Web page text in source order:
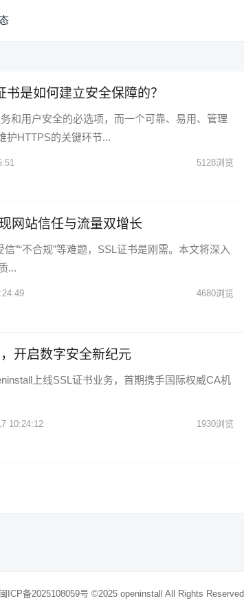
是如何建立安全保障的？
和用户安全的必选项，而一个可靠、易用、管理
护HTTPS的关键环节...
5128浏览
网站信任与流量双增长
信”“不合规”等难题，SSL证书是刚需。本文将深入
...
4680浏览
开启数字安全新纪元
上线SSL证书业务，首期携手国际权威CA机
10:24:12 1930浏览
ICP备2025108059号 ©2025 openinstall All Rights Reserved